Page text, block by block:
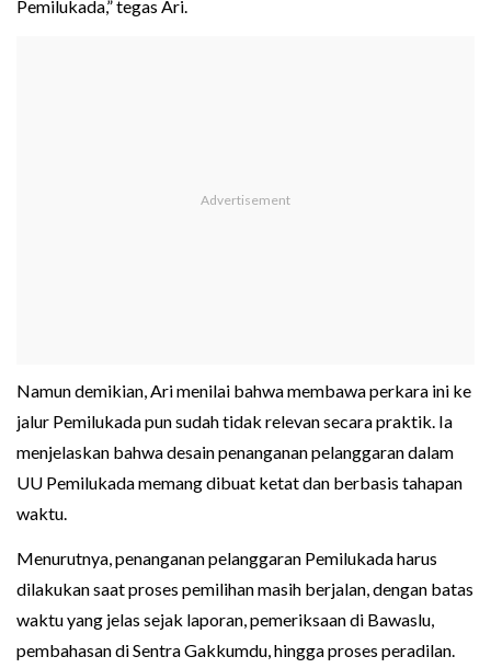
Pemilukada,” tegas Ari.
Namun demikian, Ari menilai bahwa membawa perkara ini ke
jalur Pemilukada pun sudah tidak relevan secara praktik. Ia
menjelaskan bahwa desain penanganan pelanggaran dalam
UU Pemilukada memang dibuat ketat dan berbasis tahapan
waktu.
Menurutnya, penanganan pelanggaran Pemilukada harus
dilakukan saat proses pemilihan masih berjalan, dengan batas
waktu yang jelas sejak laporan, pemeriksaan di Bawaslu,
pembahasan di Sentra Gakkumdu, hingga proses peradilan.